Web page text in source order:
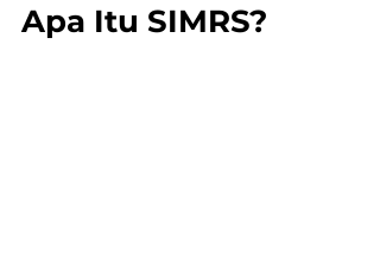
Apa Itu SIMRS?